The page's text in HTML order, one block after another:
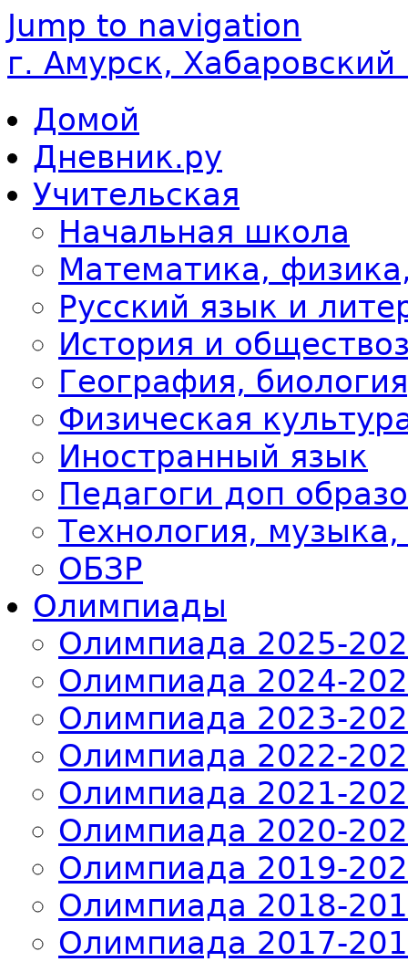
Jump to navigation
г. Амурск, Хабаровский
Домой
Дневник.ру
Учительская
Начальная школа
Математика,
Русский язык и
История и
География,
Физическая
Иностранный язык
Педагоги доп
Технология,
ОБЗР
Олимпиады
Олимпиада 2025-
Олимпиада 2024-
Олимпиада 2023-
Олимпиада 2022-
Олимпиада 2021-
Олимпиада 2020-
Олимпиада 2019-
Олимпиада 2018-
Олимпиада 2017-